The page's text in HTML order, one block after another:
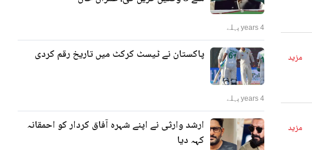
مزید
مزید
4 years پہلے
پاکستان نے ٹیسٹ کرکٹ میں تاریخ رقم کردی
4 years پہلے
ارشد وارثی نے اپنے شہرہ آفاق کردار کو احمقانہ
کہہ دیا